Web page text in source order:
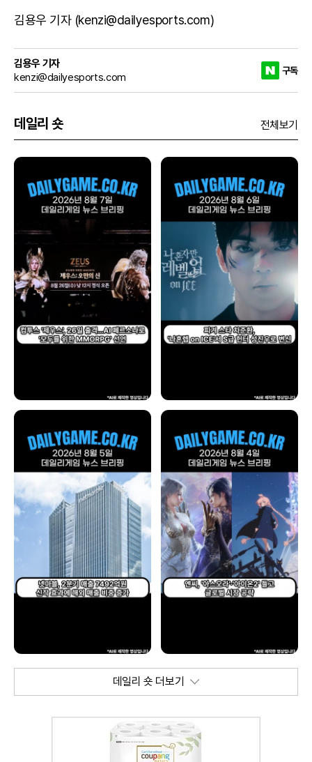
김용우 기자 (kenzi@dailyesports.com)
김용우 기자
kenzi@dailyesports.com
구독
데일리 숏 전체보기
데일리 숏 더보기